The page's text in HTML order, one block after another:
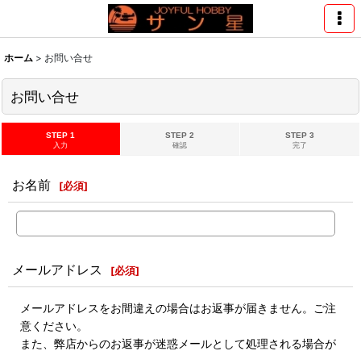
ホーム > お問い合せ
お問い合せ
STEP 1
入力
STEP 2
確認
STEP 3
完了
お名前 [必須]
メールアドレス [必須]
メールアドレスをお間違えの場合はお返事が届きません。ご注
意ください。
また、弊店からのお返事が迷惑メールとして処理される場合が